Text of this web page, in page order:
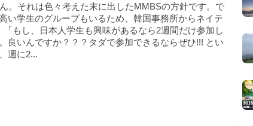
。それは色々考えた末に出したMMBSの方針です。で
い学生のグループもいるため、韓国事務所からネイテ
もし、日本人学生も興味があるなら2週間だけ参加し
良いんですか？？？タダで参加できるならぜひ!!! とい
週に2...